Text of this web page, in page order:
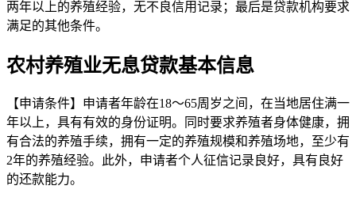
两年以上的养殖经验，无不良信用记录；最后是贷款机构要求
满足的其他条件。
农村养殖业无息贷款基本信息
【申请条件】申请者年龄在18～65周岁之间，在当地居住满一
年以上，具有有效的身份证明。同时要求养殖者身体健康，拥
有合法的养殖手续，拥有一定的养殖规模和养殖场地，至少有
2年的养殖经验。此外，申请者个人征信记录良好，具有良好
的还款能力。